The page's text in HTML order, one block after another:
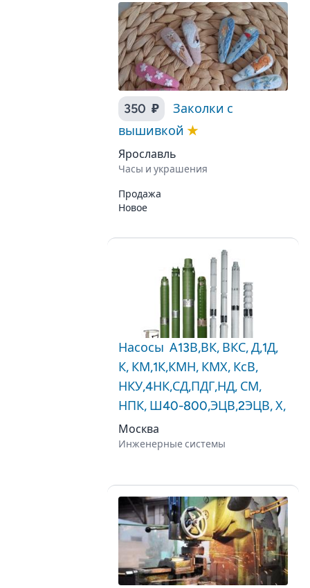
350 ₽
Заколки с
вышивкой ★
Ярославль
Часы и украшения
Продажа
Новое
Насосы А13В,ВК, ВКС, Д,1Д,
К, КМ,1К,КМН, КМХ, КсВ,
НКУ,4НК,СД,ПДГ,НД, СМ,
НПК, Ш40-800,ЭЦВ,2ЭЦВ, Х,
Москва
Инженерные системы